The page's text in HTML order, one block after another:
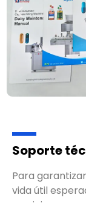
Soporte
Para